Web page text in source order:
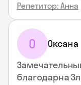
Репетитор: Анна
О Оксана
благодарна